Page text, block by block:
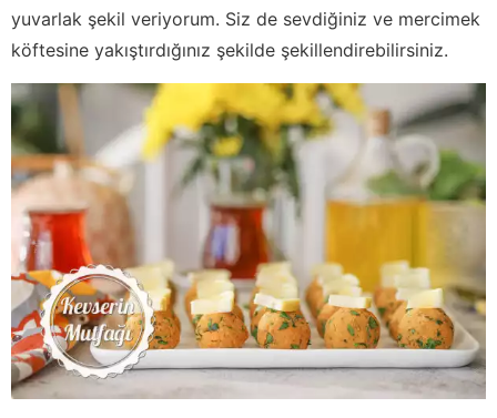
yuvarlak şekil veriyorum. Siz de sevdiğiniz ve mercimek
köftesine yakıştırdığınız şekilde şekillendirebilirsiniz.